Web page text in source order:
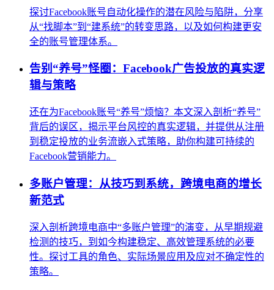
探讨Facebook账号自动化操作的潜在风险与陷阱，分享
从“找脚本”到“建系统”的转变思路，以及如何构建更安
全的账号管理体系。
告别“养号”怪圈：Facebook广告投放的真实逻
辑与策略
还在为Facebook账号“养号”烦恼？本文深入剖析“养号”
背后的误区，揭示平台风控的真实逻辑，并提供从注册
到稳定投放的业务流嵌入式策略，助你构建可持续的
Facebook营销能力。
多账户管理：从技巧到系统，跨境电商的增长
新范式
深入剖析跨境电商中“多账户管理”的演变，从早期规避
检测的技巧，到如今构建稳定、高效管理系统的必要
性。探讨工具的角色、实际场景应用及应对不确定性的
策略。